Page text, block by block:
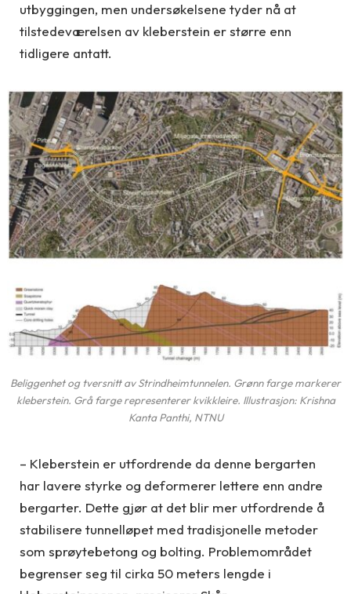
utbyggingen, men undersøkelsene tyder nå at
tilstedeværelsen av kleberstein er større enn
tidligere antatt.
Beliggenhet og tversnitt av Strindheimtunnelen. Grønn farge markerer
kleberstein. Grå farge representerer kvikkleire. Illustrasjon: Krishna
Kanta Panthi, NTNU
– Kleberstein er utfordrende da denne bergarten
har lavere styrke og deformerer lettere enn andre
bergarter. Dette gjør at det blir mer utfordrende å
stabilisere tunnelløpet med tradisjonelle metoder
som sprøytebetong og bolting. Problemområdet
begrenser seg til cirka 50 meters lengde i